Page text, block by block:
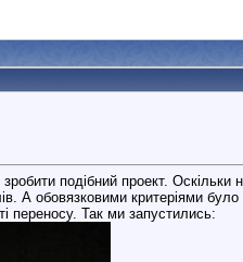
подібний проект. Оскільки
А обовязковими критеріями
переносу. Так ми запустились: